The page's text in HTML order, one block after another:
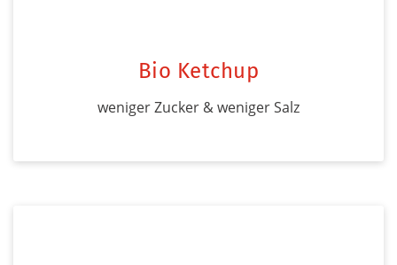
Bio Ketchup
weniger Zucker & weniger Salz